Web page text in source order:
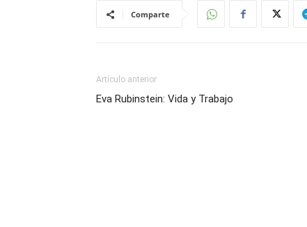
Comparte
Artículo anterior
Eva Rubinstein: Vida y Trabajo